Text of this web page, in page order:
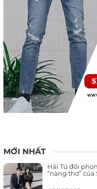
MỚI NHẤT
Hải Tú đổi
“nàng thơ” của